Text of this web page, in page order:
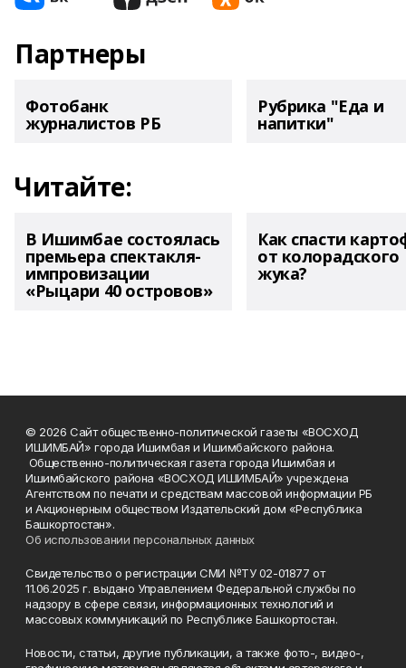
Партнеры
Фотобанк
журналистов РБ
Рубрика "Еда и
напитки"
Читайте:
В Ишимбае состоялась
премьера спектакля-
импровизации
«Рыцари 40 островов»
Как спасти
от колорадского
жука?
© 2026 Сайт общественно-политической газеты «ВОСХОД
ИШИМБАЙ» города Ишимбая и Ишимбайского района.
Общественно-политическая газета города Ишимбая и
Ишимбайского района «ВОСХОД ИШИМБАЙ» учреждена
Агентством по печати и средствам массовой информации РБ
и Акционерным обществом Издательский дом «Республика
Башкортостан».
Об использовании персональных данных
Свидетельство о регистрации СМИ №ТУ 02-01877 от
11.06.2025 г. выдано Управлением Федеральной службы по
надзору в сфере связи, информационных технологий и
массовых коммуникаций по Республике Башкортостан.
Новости, статьи, другие публикации, а также фото-, видео-,